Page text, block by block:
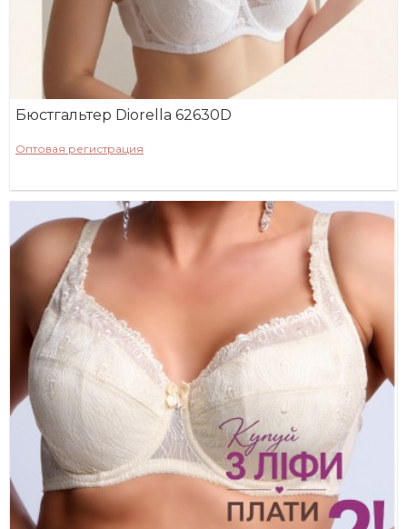
Бюстгальтер Diorella 62630D
Оптовая регистрация